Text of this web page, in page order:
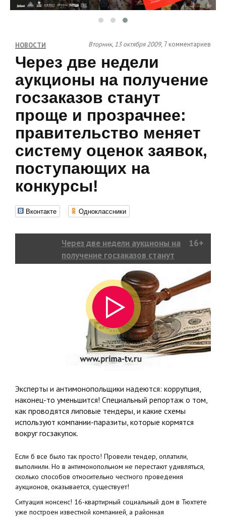
НОВОСТИ Вторник, 13 октября 2009, 7 комментариев
Через две недели
аукционы на получение
госзаказов станут
проще и прозрачнее:
правительство меняет
систему оценок заявок,
поступающих на
конкурсы!
Вконтакте Одноклассники
Через две недели аукционы на
получение госзаказов станут
проще и прозрачнее:
правительство меняет систему
оценок заявок, поступающих на
конкурсы!
16+
Эксперты и антимонопольщики надеются: коррупция,
наконец-то уменьшится! Специальный репортаж о том,
как проводятся липовые тендеры, и какие схемы
используют компании-паразиты, которые кормятся
вокруг госзакупок.
Если б все было так просто! Провели тендер, оплатили,
выполнили. Но в антимонопольном не перестают удивляться,
сколько способов относительно честного проведения
аукционов, оказывается, существует!
Ситуация нонсенс! 16-квартирный социальный дом в Тюхтете
уже построен известной компанией, а районная